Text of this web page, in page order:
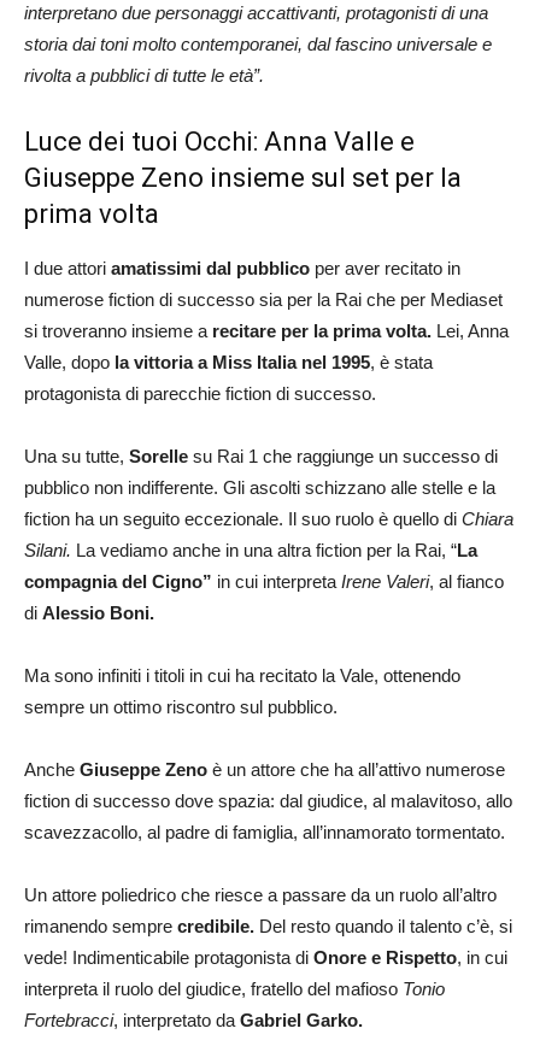
interpretano due personaggi accattivanti, protagonisti di una
storia dai toni molto contemporanei, dal fascino universale e
rivolta a pubblici di tutte le età”.
Luce dei tuoi Occhi: Anna Valle e
Giuseppe Zeno insieme sul set per la
prima volta
I due attori amatissimi dal pubblico per aver recitato in
numerose fiction di successo sia per la Rai che per Mediaset
si troveranno insieme a recitare per la prima volta. Lei, Anna
Valle, dopo la vittoria a Miss Italia nel 1995, è stata
protagonista di parecchie fiction di successo.
Una su tutte, Sorelle su Rai 1 che raggiunge un successo di
pubblico non indifferente. Gli ascolti schizzano alle stelle e la
fiction ha un seguito eccezionale. Il suo ruolo è quello di Chiara
Silani. La vediamo anche in una altra fiction per la Rai, “La
compagnia del Cigno” in cui interpreta Irene Valeri, al fianco
di Alessio Boni.
Ma sono infiniti i titoli in cui ha recitato la Vale, ottenendo
sempre un ottimo riscontro sul pubblico.
Anche Giuseppe Zeno è un attore che ha all’attivo numerose
fiction di successo dove spazia: dal giudice, al malavitoso, allo
scavezzacollo, al padre di famiglia, all’innamorato tormentato.
Un attore poliedrico che riesce a passare da un ruolo all’altro
rimanendo sempre credibile. Del resto quando il talento c’è, si
vede! Indimenticabile protagonista di Onore e Rispetto, in cui
interpreta il ruolo del giudice, fratello del mafioso Tonio
Fortebracci, interpretato da Gabriel Garko.